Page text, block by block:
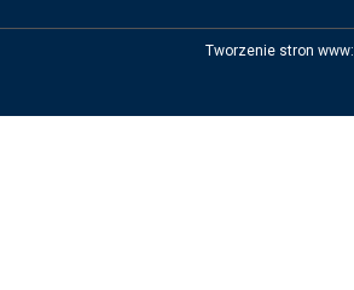
Tworzenie stron www: